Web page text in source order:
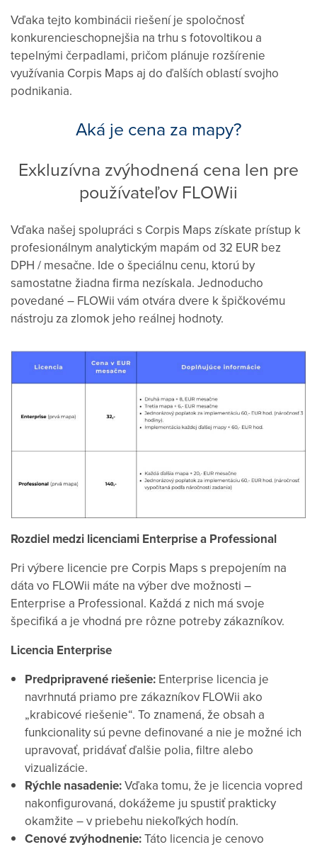
Vďaka tejto kombinácii riešení je spoločnosť
konkurencieschopnejšia na trhu s fotovoltikou a
tepelnými čerpadlami, pričom plánuje rozšírenie
využívania Corpis Maps aj do ďalších oblastí svojho
podnikania.
Aká je cena za mapy?
Exkluzívna zvýhodnená cena len pre
používateľov FLOWii
Vďaka našej spolupráci s Corpis Maps získate prístup k
profesionálnym analytickým mapám od 32 EUR bez
DPH / mesačne. Ide o špeciálnu cenu, ktorú by
samostatne žiadna firma nezískala. Jednoducho
povedané – FLOWii vám otvára dvere k špičkovému
nástroju za zlomok jeho reálnej hodnoty.
Rozdiel medzi licenciami Enterprise a Professional
Pri výbere licencie pre Corpis Maps s prepojením na
dáta vo FLOWii máte na výber dve možnosti –
Enterprise a Professional. Každá z nich má svoje
špecifiká a je vhodná pre rôzne potreby zákazníkov.
Licencia Enterprise
Predpripravené riešenie: Enterprise licencia je
navrhnutá priamo pre zákazníkov FLOWii ako
„krabicové riešenie“. To znamená, že obsah a
funkcionality sú pevne definované a nie je možné ich
upravovať, pridávať ďalšie polia, filtre alebo
vizualizácie.
Rýchle nasadenie:Vďaka tomu, že je licencia vopred
nakonfigurovaná, dokážeme ju spustiť prakticky
okamžite – v priebehu niekoľkých hodín.
Cenové zvýhodnenie:Táto licencia je cenovo